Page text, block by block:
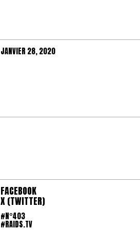
JANVIER 28, 2020
FACEBOOK
X (TWITTER)
#N°403
#RAIDS.TV